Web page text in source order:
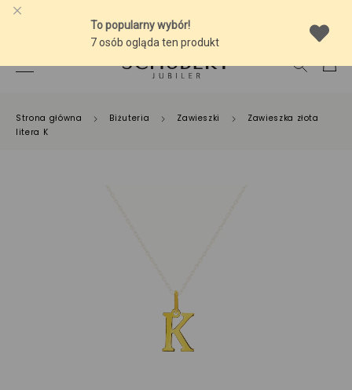
Strona główna Biżuteria Zawieszki
Zawieszka złota
litera K